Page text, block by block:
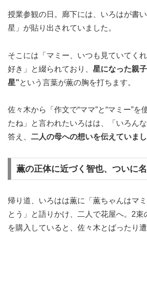
授業参観の日。廊下には、いろはが書
星」が貼り出されていました。
そこには「マミー、いつも見ていてく
好き」と綴られており、 星になった親
星”という言葉が薫の胸を打ちます。
佐々木から「作文で“ママ”と“マミー”を
たね」と言われたいろはは、「いろん
答え、 二人の母への想いを伝えていま
薫の正体に近づく智也、ついに
帰り道、いろはは薫に「薫ちゃんはマ
とう」と語りかけ、二人で花屋へ。2束
を購入していると、佐々木とばったり遭